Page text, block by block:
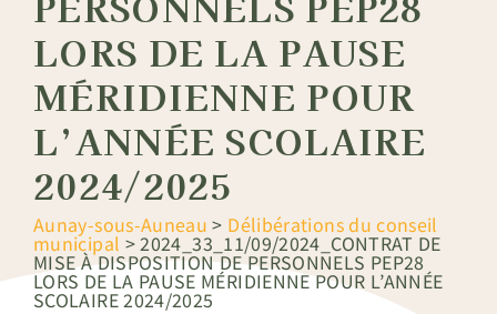
LORS DE LA PAUSE
MÉRIDIENNE POUR
L’ANNÉE SCOLAIRE
2024/2025
Aunay-sous-Auneau > Délibérations du conseil
municipal >2024_33_11/09/2024_CONTRAT DE
MISE À DISPOSITION DE PERSONNELS PEP28
LORS DE LA PAUSE MÉRIDIENNE POUR L’ANNÉE
SCOLAIRE 2024/2025